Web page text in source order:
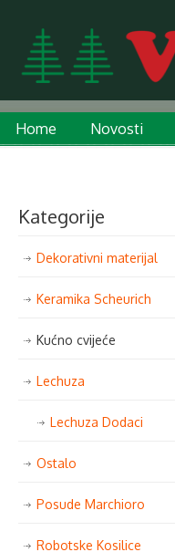
Home Novosti
Kategorije
Dekorativni materijal
Keramika Scheurich
Kućno cvijeće
Lechuza
Lechuza Dodaci
Ostalo
Posude Marchioro
Robotske Kosilice